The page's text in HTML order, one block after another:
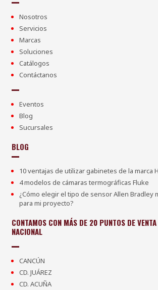
Nosotros
Servicios
Marcas
Soluciones
Catálogos
Contáctanos
Eventos
Blog
Sucursales
BLOG
10 ventajas de utilizar gabinetes de la marca
4 modelos de cámaras termográficas Fluke
¿Cómo elegir el tipo de sensor Allen Bradley
para mi proyecto?
CONTAMOS CON MÁS DE 20 PUNTOS DE
NACIONAL
CANCÚN
CD. JUÁREZ
CD. ACUÑA